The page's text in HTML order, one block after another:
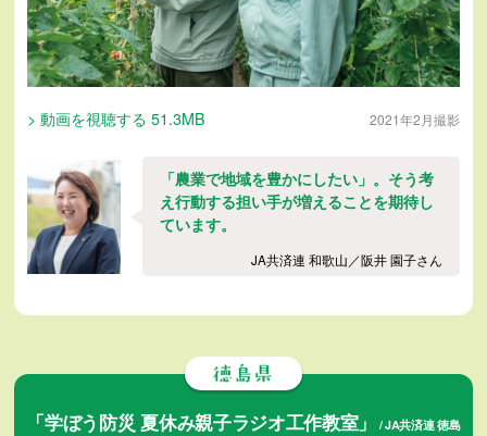
> 動画を視聴する 51.3MB 2021年2月撮影
「農業で地域を豊かにしたい」。そう考
え行動する担い手が増えることを期待し
ています。
JA共済連 和歌山／阪井 園子さん
「学ぼう防災 夏休み親子ラジオ工作教室」 / JA共済連 徳島